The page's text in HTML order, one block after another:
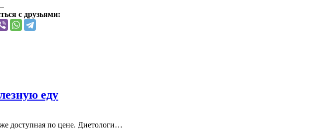
с друзьями:
еду
доступная по цене. Диетологи…